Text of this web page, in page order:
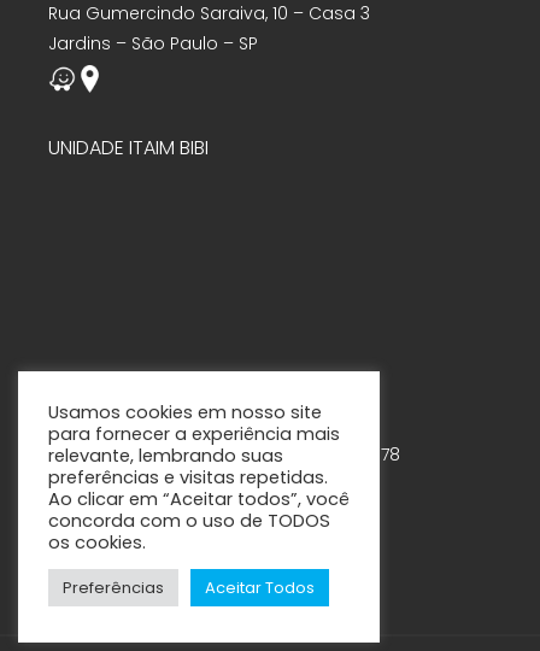
Rua Gumercindo Saraiva, 10 – Casa 3
Jardins – São Paulo – SP
UNIDADE ITAIM BIBI
Rua Tabapuã, 888 – 7º andar – Cjs. 75-78
Itaim Bibi – São Paulo - SP
Usamos cookies em nosso site
para fornecer a experiência mais
relevante, lembrando suas
preferências e visitas repetidas.
Ao clicar em “Aceitar todos”, você
concorda com o uso de TODOS
os cookies.
Preferências Aceitar Todos